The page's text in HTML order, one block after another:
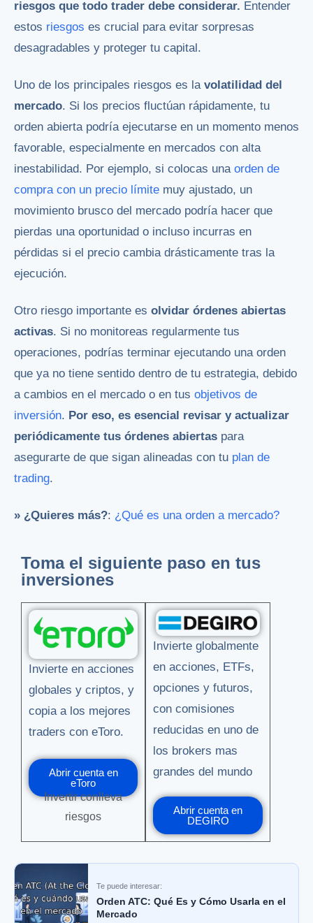
riesgos que todo trader debe considerar. Entender
estos riesgos es crucial para evitar sorpresas
desagradables y proteger tu capital.
Uno de los principales riesgos es la volatilidad del
mercado. Si los precios fluctúan rápidamente, tu
orden abierta podría ejecutarse en un momento menos
favorable, especialmente en mercados con alta
inestabilidad. Por ejemplo, si colocas una orden de
compra con un precio límite muy ajustado, un
movimiento brusco del mercado podría hacer que
pierdas una oportunidad o incluso incurras en
pérdidas si el precio cambia drásticamente tras la
ejecución.
Otro riesgo importante es olvidar órdenes abiertas
activas. Si no monitoreas regularmente tus
operaciones, podrías terminar ejecutando una orden
que ya no tiene sentido dentro de tu estrategia, debido
a cambios en el mercado o en tus objetivos de
inversión. Por eso, es esencial revisar y actualizar
periódicamente tus órdenes abiertas para
asegurarte de que sigan alineadas con tu plan de
trading.
» ¿Quieres más?: ¿Qué es una orden a mercado?
Toma el siguiente paso en tus
inversiones
Invierte en acciones
globales y criptos, y
copia a los mejores
traders con eToro.
Abrir cuenta en
eToro
Invertir conlleva
riesgos
Invierte globalmente
en acciones, ETFs,
opciones y futuros,
con comisiones
reducidas en uno de
los brokers mas
grandes del mundo
Abrir cuenta en
DEGIRO
Te puede interesar:
Orden ATC: Qué Es y Cómo Usarla en el
Mercado